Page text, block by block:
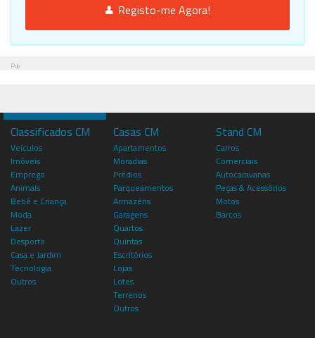
Registo-me Agora!
Pub
Classificados CM
Veículos
Imóveis
Emprego
Animais
Bebé e Criança
Moda
Lazer
Desporto
Casa e Jardim
Tecnologia
Outros
Casas CM
Apartamentos
Moradias
Prédios
Parqueamentos
Armazéns
Garagens
Quartos
Quintas
Escritórios
Lojas
Lotes
Terrenos
Outros
Stand CM
Carros
Comerciais
Autocaravanas
Peças & Acessórios
Motos
Barcos